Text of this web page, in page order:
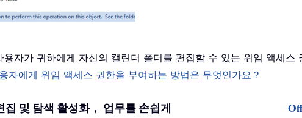
자가 귀하에게 자신의 캘린더 폴더를 편집할 수 있는 위임 액세스
에게 위임 액세스 권한을 부여하는 방법은 무엇인가요？
및 탐색 활성화， 업무를 손쉽게